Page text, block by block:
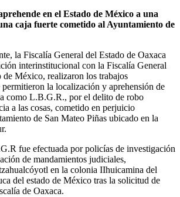
en el Estado de México a una
caja fuerte cometido al Ayuntamiento de
la Fiscalía General del Estado de Oaxaca
interinstitucional con la Fiscalía General
de México, realizaron los trabajos
permitieron la localización y aprehensión de
como L.B.G.R., por el delito de robo
a las cosas, cometido en perjuicio
de San Mateo Piñas ubicado en la
fue efectuada por policías de investigación
de mandamientos judiciales,
en la colonia IIhuicamina del
del estado de México tras la solicitud de
de Oaxaca.